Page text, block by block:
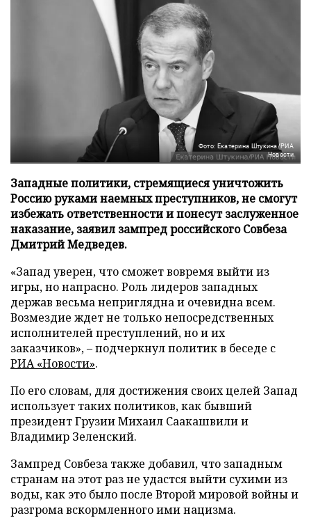
Фото: Екатерина Штукина/РИА
Новости
Западные политики, стремящиеся уничтожить
Россию руками наемных преступников, не смогут
избежать ответственности и понесут заслуженное
наказание, заявил зампред российского Совбеза
Дмитрий Медведев.
«Запад уверен, что сможет вовремя выйти из
игры, но напрасно. Роль лидеров западных
держав весьма неприглядна и очевидна всем.
Возмездие ждет не только непосредственных
исполнителей преступлений, но и их
заказчиков», – подчеркнул политик в беседе с
РИА «Новости».
По его словам, для достижения своих целей Запад
использует таких политиков, как бывший
президент Грузии Михаил Саакашвили и
Владимир Зеленский.
Зампред Совбеза также добавил, что западным
странам на этот раз не удастся выйти сухими из
воды, как это было после Второй мировой войны и
разгрома вскормленного ими нацизма.